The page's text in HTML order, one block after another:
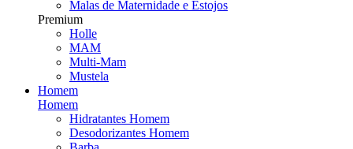
Malas de Maternidade e Estojos
Premium
Holle
MAM
Multi-Mam
Mustela
Homem
Homem
Hidratantes Homem
Desodorizantes Homem